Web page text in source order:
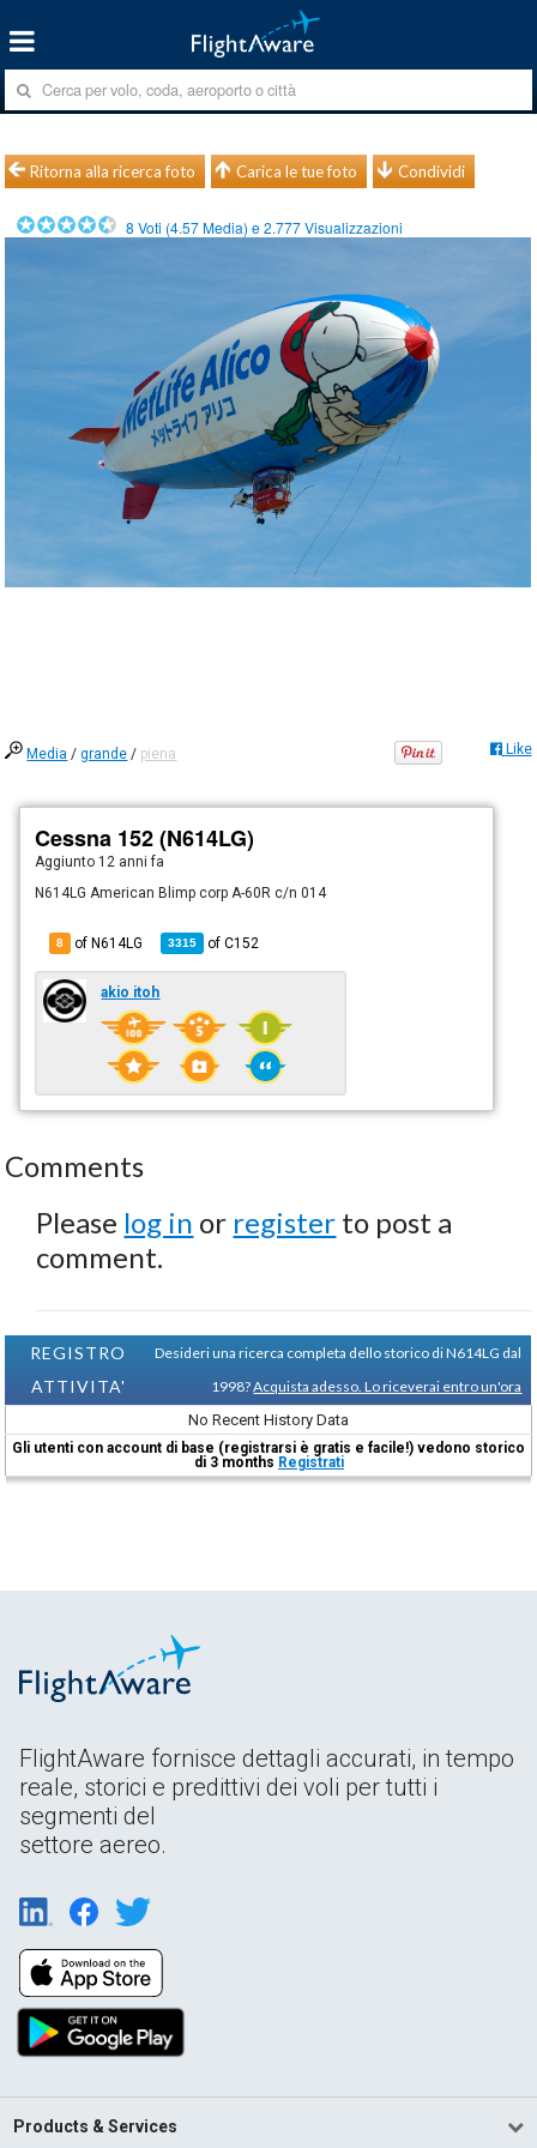
Ritorna alla ricerca foto Carica le tue foto Condividi
8 Voti (4.57Media) e2.777Visualizzazioni
Media /grande / piena Like
Cessna 152 (N614LG)
Aggiunto 12 anni fa
N614LG American Blimp corp A-60R c/n 014
8 of N614LG 3315 ofC152
akio itoh
Comments
Please log in or register to post a
comment.
REGISTRO
ATTIVITA'
Desideri una ricerca completa dello storico di N614LG dal
1998?Acquista adesso. Lo riceverai entro un'ora
No Recent History Data
Gli utenti con account di base (registrarsi è gratis e facile!) vedono storico
di 3 months Registrati
FlightAware fornisce dettagli accurati, in tempo
reale, storici e predittivi dei voli per tutti i
segmenti del
settore aereo.
Products & Services